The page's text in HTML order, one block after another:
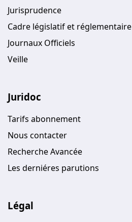
Jurisprudence
Cadre législatif et réglementaire
Journaux Officiels
Veille
Juridoc
Tarifs abonnement
Nous contacter
Recherche Avancée
Les derniéres parutions
Légal